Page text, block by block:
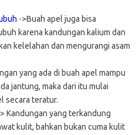
->Buah apel juga bisa
karena kandungan kalium dan
kelelahan dan mengurangi asam
yang ada di buah apel mampu
jantung, maka dari itu mulai
secara teratur.
Kandungan yang terkandung
kulit, bahkan bukan cuma kulit